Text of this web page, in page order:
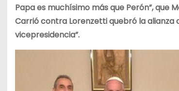
Papa es muchísimo más que Perón”, que
Carrió contra Lorenzetti quebró la alianza
vicepresidencia”.